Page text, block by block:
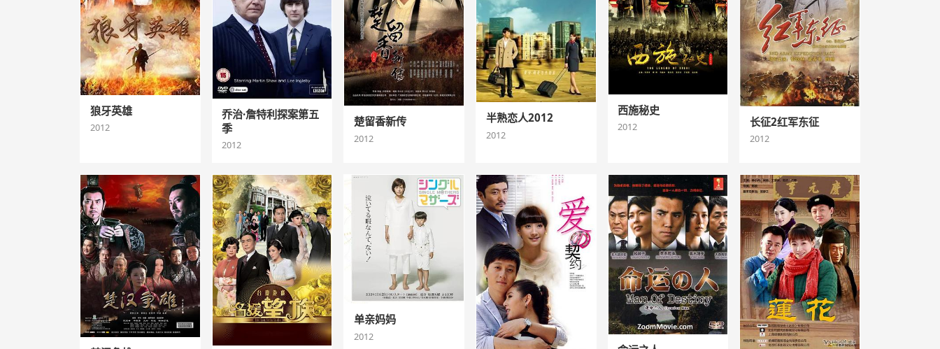
狼牙英雄
2012
乔治·詹特利探案第五
季
2012
楚留香新传
2012
半熟恋人2012
2012
西施秘史
2012 长征2红军东征
2012
单亲妈妈
2012